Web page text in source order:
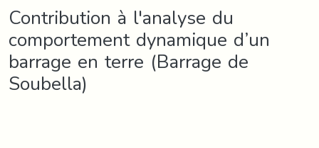
Contribution à l'analyse du
comportement dynamique d’un
barrage en terre (Barrage de
Soubella)